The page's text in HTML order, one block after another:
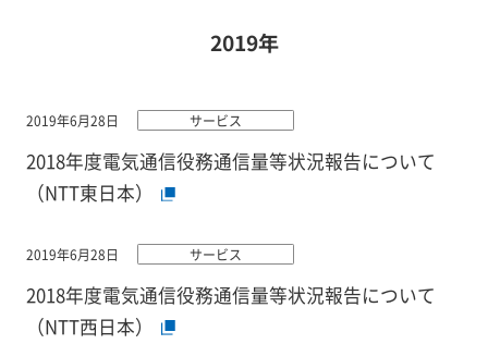
2019年
2019年6月28日 サービス
2018年度電気通信役務通信量等状況報告について
（NTT東日本）
2019年6月28日 サービス
2018年度電気通信役務通信量等状況報告について
（NTT西日本）